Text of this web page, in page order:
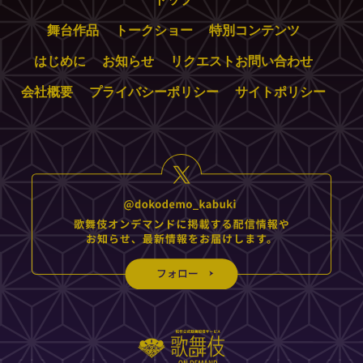
舞台作品
トークショー
特別コンテンツ
はじめに
お知らせ
リクエストお問い合わせ
会社概要
プライバシーポリシー サイトポリシー